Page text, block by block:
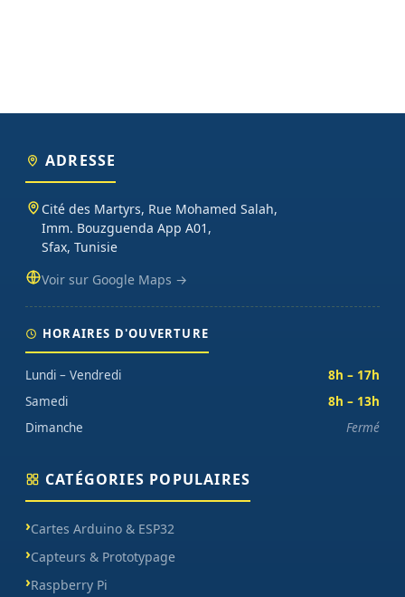
ADRESSE
Cité des Martyrs, Rue Mohamed Salah,
Imm. Bouzguenda App A01,
Sfax, Tunisie
Voir sur Google Maps →
HORAIRES D'OUVERTURE
Lundi – Vendredi
8h – 17h
Samedi
8h – 13h
Dimanche
Fermé
CATÉGORIES POPULAIRES
Cartes Arduino & ESP32
Capteurs & Prototypage
Raspberry Pi